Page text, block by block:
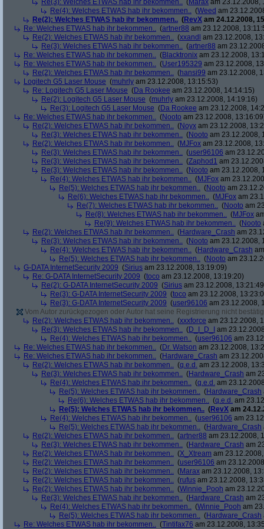
Re(3): Welches ETWAS hab ihr bekommen.. ( Marax am 23.12.2008,
Re(4): Welches ETWAS hab ihr bekommen.. (Weed am
Re(2): Welches ETWAS hab ihr bekommen.. (RevX am 24.12.2008,
Re: Welches ETWAS hab ihr bekommen.. (artner88 am 23.12.2008,
Re(2): Welches ETWAS hab ihr bekommen.. (xxandl am 23.12.2008,
Re(3): Welches ETWAS hab ihr bekommen.. (artner88 am
Re: Welches ETWAS hab ihr bekommen.. (Blacktronix am 23.12.2008,
Re: Welches ETWAS hab ihr bekommen.. (User195329 am 23.12.2008,
Re(2): Welches ETWAS hab ihr bekommen.. (hansi99 am 23.12.2008,
Logitech G5 Laser Mouse (muhrly am 23.12.2008, 13:15:53)
Re: Logitech G5 Laser Mouse (Da Rookee am 23.12.2008, 14:14:15)
Re(2): Logitech G5 Laser Mouse (muhrly am 23.12.2008, 14:19:16)
Re(3): Logitech G5 Laser Mouse (Da Rookee am 23.12.2008,
Re: Welches ETWAS hab ihr bekommen.. (Nooto am 23.12.2008,
Re(2): Welches ETWAS hab ihr bekommen.. (Noyx am 23.12.2008,
Re(3): Welches ETWAS hab ihr bekommen.. (Nooto am 23.12.2008,
Re(2): Welches ETWAS hab ihr bekommen.. (MJFox am 23.12.2008,
Re(3): Welches ETWAS hab ihr bekommen.. (user96106 am
Re(3): Welches ETWAS hab ihr bekommen.. (Zaphod1 am
Re(3): Welches ETWAS hab ihr bekommen.. (Nooto am 23.12.2008,
Re(4): Welches ETWAS hab ihr bekommen.. (MJFox am
Re(5): Welches ETWAS hab ihr bekommen.. (Nooto am
Re(6): Welches ETWAS hab ihr bekommen.. (MJFox am
Re(7): Welches ETWAS hab ihr bekommen.. (Nooto am
Re(8): Welches ETWAS hab ihr bekommen.. (MJFox
Re(9): Welches ETWAS hab ihr bekommen.. (Nooto
Re(2): Welches ETWAS hab ihr bekommen.. (Hardware_Crash am
Re(3): Welches ETWAS hab ihr bekommen.. (Nooto am 23.12.2008,
Re(4): Welches ETWAS hab ihr bekommen.. (Hardware_Crash
Re(5): Welches ETWAS hab ihr bekommen.. (Nooto am
G-DATA InternetSecurity 2009 (Sirius am 23.12.2008, 13:19:09)
Re: G-DATA InternetSecurity 2009 (toco am 23.12.2008, 13:19:20)
Re(2): G-DATA InternetSecurity 2009 (Sirius am 23.12.2008,
Re(3): G-DATA InternetSecurity 2009 (toco am 23.12.2008,
Re(3): G-DATA InternetSecurity 2009 (user96106 am 23.12.2008,
Vom Autor zurückgezogen oder Autor hat seine Registrierung nicht
Re(2): Welches ETWAS hab ihr bekommen.. (xxxforce am 23.12.2008,
Re(3): Welches ETWAS hab ihr bekommen.. (D_I_D_I
am
Re(4): Welches ETWAS hab ihr bekommen.. (user96106 am
Re: Welches ETWAS hab ihr bekommen.. (Dr. Watson am 23.12.2008,
Re: Welches ETWAS hab ihr bekommen.. (Hardware_Crash am
Re(2): Welches ETWAS hab ihr bekommen.. (q.e.d. am 23.12.2008,
Re(3): Welches ETWAS hab ihr bekommen.. (Hardware_Crash am
Re(4): Welches ETWAS hab ihr bekommen.. (q.e.d. am
Re(5): Welches ETWAS hab ihr bekommen.. (Hardware_Crash
Re(6): Welches ETWAS hab ihr bekommen.. (q.e.d. am
Re(5): Welches ETWAS hab ihr bekommen.. (RevX am
Re(4): Welches ETWAS hab ihr bekommen.. (user96106 am
Re(5): Welches ETWAS hab ihr bekommen.. (Hardware_Crash
Re(2): Welches ETWAS hab ihr bekommen.. (artner88 am 23.12.2008,
Re(3): Welches ETWAS hab ihr bekommen.. (Hardware_Crash am
Re(2): Welches ETWAS hab ihr bekommen.. (X_Xtream am
Re(2): Welches ETWAS hab ihr bekommen.. (user96106 am
Re(2): Welches ETWAS hab ihr bekommen.. (Marax am 23.12.2008,
Re(2): Welches ETWAS hab ihr bekommen.. (rufus am 23.12.2008,
Re(2): Welches ETWAS hab ihr bekommen.. (Winnie_Pooh am
Re(3): Welches ETWAS hab ihr bekommen.. (Hardware_Crash am
Re(4): Welches ETWAS hab ihr bekommen.. (Winnie_Pooh am
Re(5): Welches ETWAS hab ihr bekommen.. (Hardware_Crash
Re: Welches ETWAS hab ihr bekommen.. (Tintifax76 am 23.12.2008,